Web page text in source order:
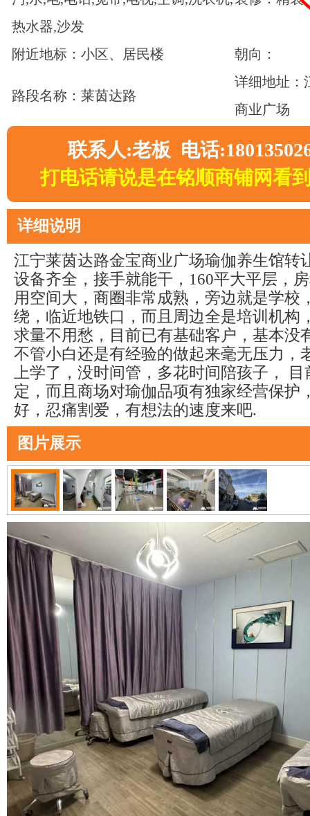
热水器,沙发
附近地标：小区、居民楼 朝向：
路段名称：莱茵达路
详细地址：
商业广场
联系人:老板 电话
打电话请说是在铭顺商铺网看
详细说明
江宁莱茵达路金宝商业广场瑜伽养生馆转
设备齐全，接手就能干，160平大平层，
用空间大，商圈非常成熟，旁边就是学校
绕，临近地铁口，而且周边全是培训机构
求量不用愁，目前已有基础客户，基本没
不管小白还是有经验的做起来毫无压力，
上学了，没时间管，多花时间陪孩子， 目
定，而且商场对瑜伽品项有独家经营保护
好，忍痛割爱，有想法的速度来吧.
图片展示